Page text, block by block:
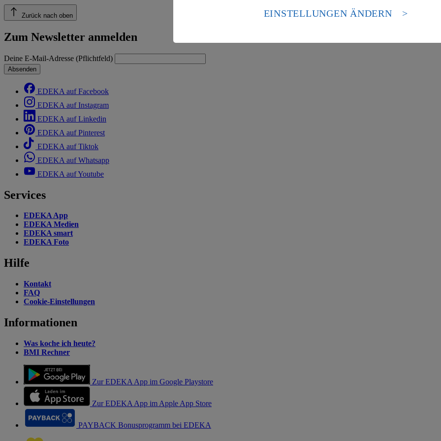
Zurück nach oben
Zum Newsletter anmelden
Deine E-Mail-Adresse (Pflichtfeld)
Absenden
EDEKA auf Facebook
EDEKA auf Instagram
EDEKA auf Linkedin
EDEKA auf Pinterest
EDEKA auf Tiktok
EDEKA auf Whatsapp
EDEKA auf Youtube
Services
EDEKA App
EDEKA Medien
EDEKA smart
EDEKA Foto
Hilfe
Kontakt
FAQ
Cookie-Einstellungen
Informationen
Was koche ich heute?
BMI Rechner
Zur EDEKA App im Google Playstore
Zur EDEKA App im Apple App Store
PAYBACK Bonusprogramm bei EDEKA
Risiko eines Zugriffs durch US-amerikanische Behörden.
EINSTELLUNGEN ÄNDERN